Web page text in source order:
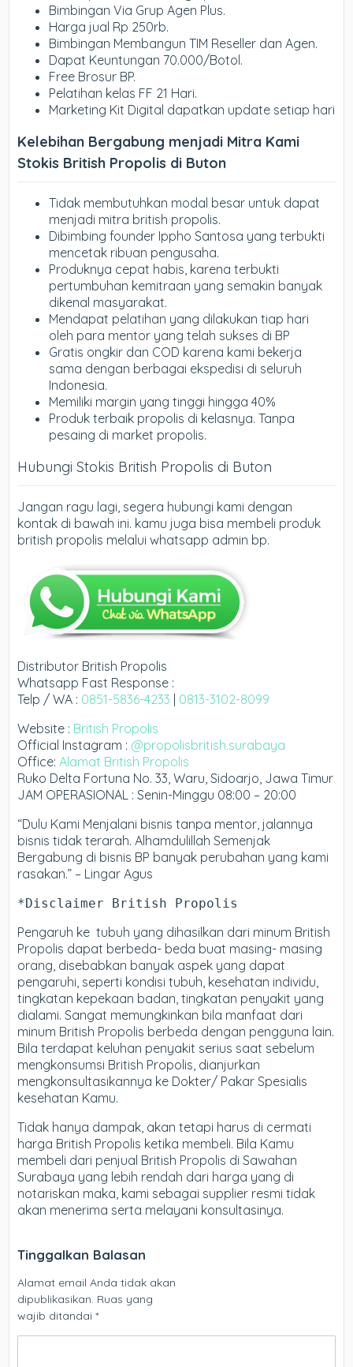
Bimbingan Via Grup Agen Plus.
Harga jual Rp 250rb.
Bimbingan Membangun TIM Reseller dan Agen.
Dapat Keuntungan 70.000/Botol.
Free Brosur BP.
Pelatihan kelas FF 21 Hari.
Marketing Kit Digital dapatkan update setiap hari
Kelebihan Bergabung menjadi Mitra Kami
Stokis British Propolis di Buton
Tidak membutuhkan modal besar untuk dapat
menjadi mitra british propolis.
Dibimbing founder Ippho Santosa yang terbukti
mencetak ribuan pengusaha.
Produknya cepat habis, karena terbukti
pertumbuhan kemitraan yang semakin banyak
dikenal masyarakat.
Mendapat pelatihan yang dilakukan tiap hari
oleh para mentor yang telah sukses di BP
Gratis ongkir dan COD karena kami bekerja
sama dengan berbagai ekspedisi di seluruh
Indonesia.
Memiliki margin yang tinggi hingga 40%
Produk terbaik propolis di kelasnya. Tanpa
pesaing di market propolis.
Hubungi Stokis British Propolis di Buton
Jangan ragu lagi, segera hubungi kami dengan
kontak di bawah ini. kamu juga bisa membeli produk
british propolis melalui whatsapp admin bp.
Distributor British Propolis
Whatsapp Fast Response :
Telp / WA : 0851-5836-4233 | 0813-3102-8099
Website : British Propolis
Official Instagram : @propolisbritish.surabaya
Office:Alamat British Propolis
Ruko Delta Fortuna No. 33, Waru, Sidoarjo, Jawa Timur
JAM OPERASIONAL : Senin-Minggu 08:00 – 20:00
“Dulu Kami Menjalani bisnis tanpa mentor, jalannya
bisnis tidak terarah. Alhamdulillah Semenjak
Bergabung di bisnis BP banyak perubahan yang kami
rasakan.” – Lingar Agus
*Disclaimer British Propolis
Pengaruh ke tubuh yang dihasilkan dari minum British
Propolis dapat berbeda- beda buat masing- masing
orang, disebabkan banyak aspek yang dapat
pengaruhi, seperti kondisi tubuh, kesehatan individu,
tingkatan kepekaan badan, tingkatan penyakit yang
dialami. Sangat memungkinkan bila manfaat dari
minum British Propolis berbeda dengan pengguna lain.
Bila terdapat keluhan penyakit serius saat sebelum
mengkonsumsi British Propolis, dianjurkan
mengkonsultasikannya ke Dokter/ Pakar Spesialis
kesehatan Kamu.
Tidak hanya dampak, akan tetapi harus di cermati
harga British Propolis ketika membeli. Bila Kamu
membeli dari penjual British Propolis di Sawahan
Surabaya yang lebih rendah dari harga yang di
notariskan maka, kami sebagai supplier resmi tidak
akan menerima serta melayani konsultasinya.
Tinggalkan Balasan
Alamat email Anda tidak akan
dipublikasikan. Ruas yang
wajib ditandai*